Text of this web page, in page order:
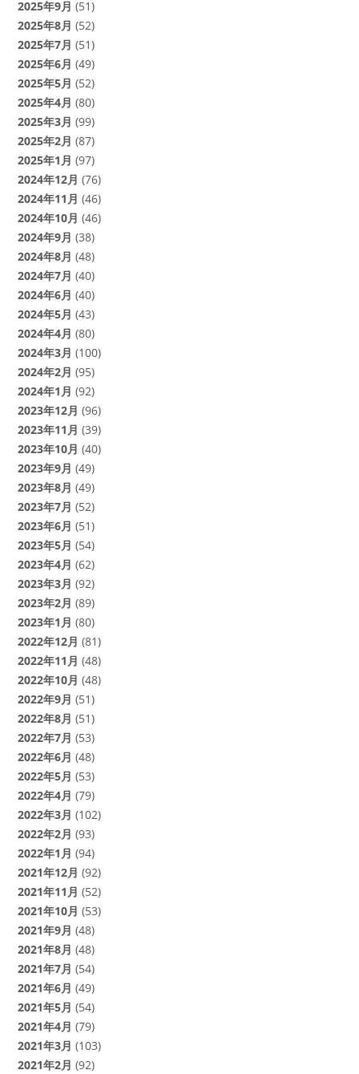
2025年9月 (51)
2025年8月 (52)
2025年7月 (51)
2025年6月 (49)
2025年5月 (52)
2025年4月 (80)
2025年3月 (99)
2025年2月 (87)
2025年1月 (97)
2024年12月 (76)
2024年11月 (46)
2024年10月 (46)
2024年9月 (38)
2024年8月 (48)
2024年7月 (40)
2024年6月 (40)
2024年5月 (43)
2024年4月 (80)
2024年3月 (100)
2024年2月 (95)
2024年1月 (92)
2023年12月 (96)
2023年11月 (39)
2023年10月 (40)
2023年9月 (49)
2023年8月 (49)
2023年7月 (52)
2023年6月 (51)
2023年5月 (54)
2023年4月 (62)
2023年3月 (92)
2023年2月 (89)
2023年1月 (80)
2022年12月 (81)
2022年11月 (48)
2022年10月 (48)
2022年9月 (51)
2022年8月 (51)
2022年7月 (53)
2022年6月 (48)
2022年5月 (53)
2022年4月 (79)
2022年3月 (102)
2022年2月 (93)
2022年1月 (94)
2021年12月 (92)
2021年11月 (52)
2021年10月 (53)
2021年9月 (48)
2021年8月 (48)
2021年7月 (54)
2021年6月 (49)
2021年5月 (54)
2021年4月 (79)
2021年3月 (103)
2021年2月 (92)